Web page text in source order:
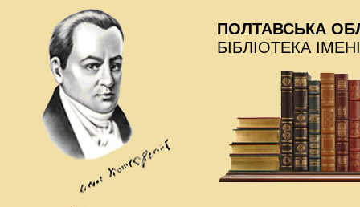
ПОЛТАВСЬКА
БІБЛІОТЕКА